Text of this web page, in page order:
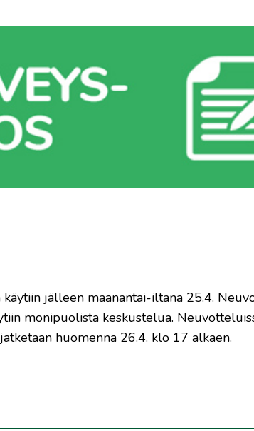
jälleen maanantai-iltana 25.4.
monipuolista keskustelua.
huomenna 26.4. klo 17 alkaen.